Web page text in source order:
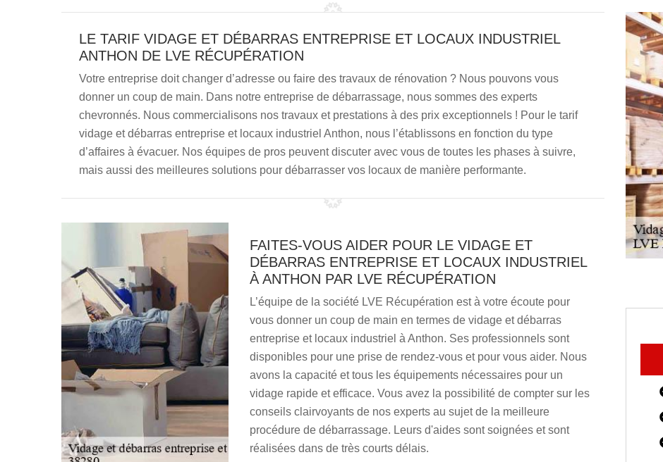
LE TARIF VIDAGE ET DÉBARRAS ENTREPRISE ET LOCAUX INDUSTRIEL
ANTHON DE LVE RÉCUPÉRATION
Votre entreprise doit changer d’adresse ou faire des travaux de rénovation ? Nous pouvons vous
donner un coup de main. Dans notre entreprise de débarrassage, nous sommes des experts
chevronnés. Nous commercialisons nos travaux et prestations à des prix exceptionnels ! Pour le tarif
vidage et débarras entreprise et locaux industriel Anthon, nous l’établissons en fonction du type
d’affaires à évacuer. Nos équipes de pros peuvent discuter avec vous de toutes les phases à suivre,
mais aussi des meilleures solutions pour débarrasser vos locaux de manière performante.
FAITES-VOUS AIDER POUR LE VIDAGE ET
DÉBARRAS ENTREPRISE ET LOCAUX INDUSTRIEL
À ANTHON PAR LVE RÉCUPÉRATION
L’équipe de la société LVE Récupération est à votre écoute pour
vous donner un coup de main en termes de vidage et débarras
entreprise et locaux industriel à Anthon. Ses professionnels sont
disponibles pour une prise de rendez-vous et pour vous aider. Nous
avons la capacité et tous les équipements nécessaires pour un
vidage rapide et efficace. Vous avez la possibilité de compter sur les
conseils clairvoyants de nos experts au sujet de la meilleure
procédure de débarrassage. Leurs d'aides sont soignées et sont
réalisées dans de très courts délais.